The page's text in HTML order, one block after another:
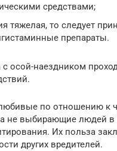
средствами;
тяжелая, то следует
препараты.
осой-наездником
по отношению к
не выбирающие людей в
Их польза
других вредителей.